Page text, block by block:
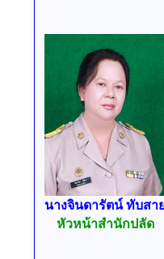
นางจินดารัตน์ ทับสา
หัวหน้าสำนักปลัด